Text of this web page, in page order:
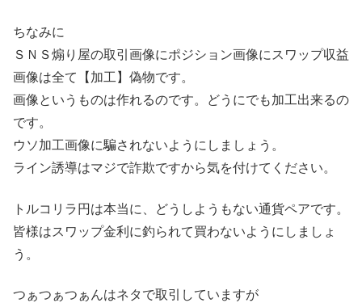
ちなみに
ＳＮＳ煽り屋の取引画像にポジション画像にスワップ収益
画像は全て【加工】偽物です。
画像というものは作れるのです。どうにでも加工出来るの
です。
ウソ加工画像に騙されないようにしましょう。
ライン誘導はマジで詐欺ですから気を付けてください。
トルコリラ円は本当に、どうしようもない通貨ペアです。
皆様はスワップ金利に釣られて買わないようにしましょ
う。
つぁつぁつぁんはネタで取引していますが